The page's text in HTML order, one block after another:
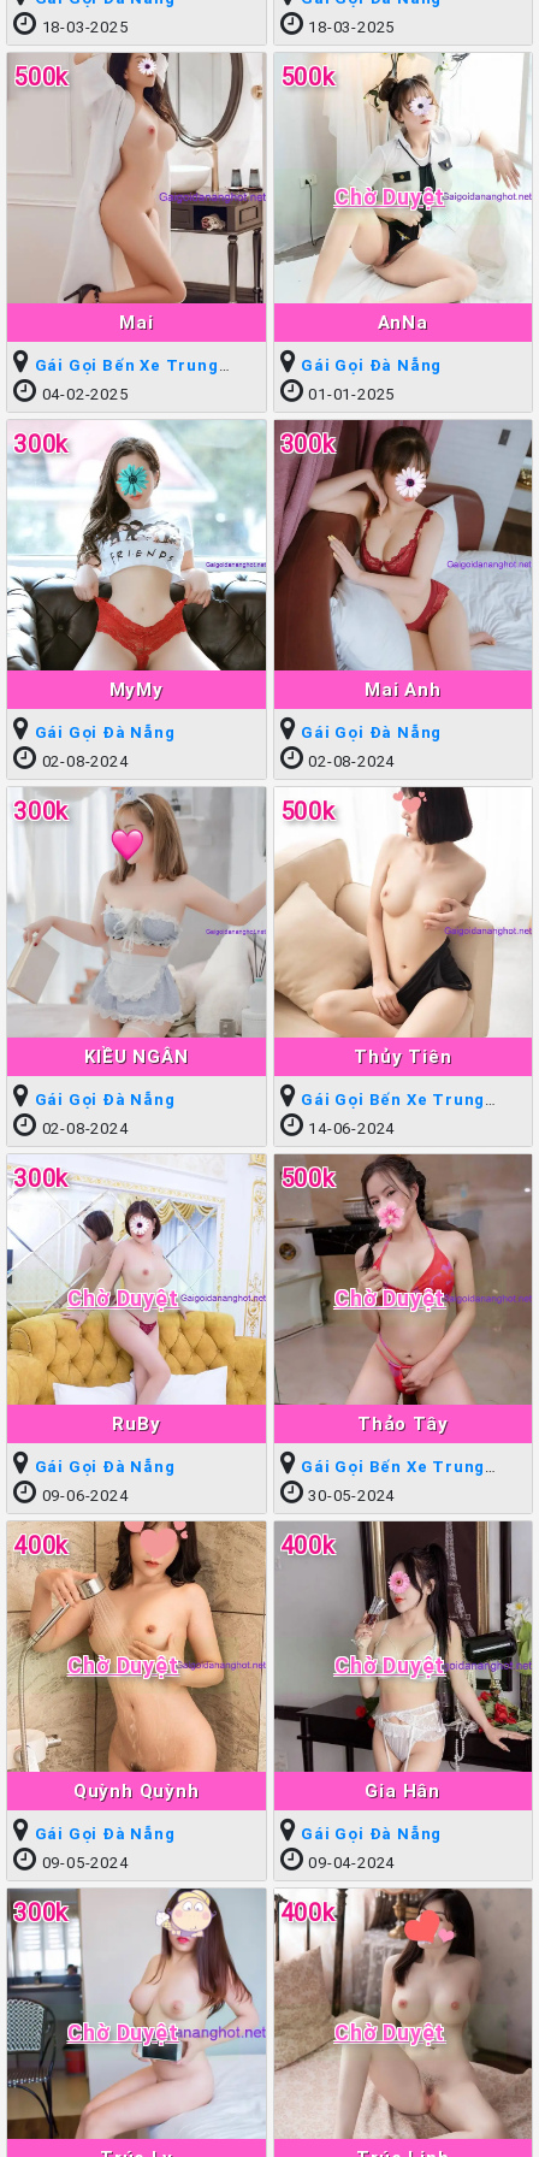
18-03-2025
18-03-2025
Mai
500k
Gái Gọi Bến Xe Trung
Tâm04-02-2025
AnNa
500k
Chờ Duyệt
Gái Gọi Đà Nẵng
01-01-2025
MyMy
300k
Gái Gọi Đà Nẵng
02-08-2024
Mai Anh
300k
Gái Gọi Đà Nẵng
02-08-2024
KIỀU NGÂN
300k
Gái Gọi Đà Nẵng
02-08-2024
Thủy Tiên
500k
Gái Gọi Bến Xe Trung
Tâm14-06-2024
RuBy
300k
Chờ Duyệt
Gái Gọi Đà Nẵng
09-06-2024
Thảo Tây
500k
Chờ Duyệt
Gái Gọi Bến Xe Trung
Tâm30-05-2024
Quỳnh Quỳnh
400k
Chờ Duyệt
Gái Gọi Đà Nẵng
09-05-2024
Gia Hân
400k
Chờ Duyệt
Gái Gọi Đà Nẵng
09-04-2024
300k
Chờ Duyệt
400k
Chờ Duyệt